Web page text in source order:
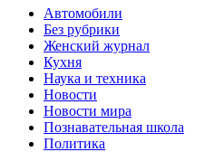
Автомобили
Без рубрики
Женский журнал
Кухня
Наука и техника
Новости
Новости мира
Познавательная школа
Политика